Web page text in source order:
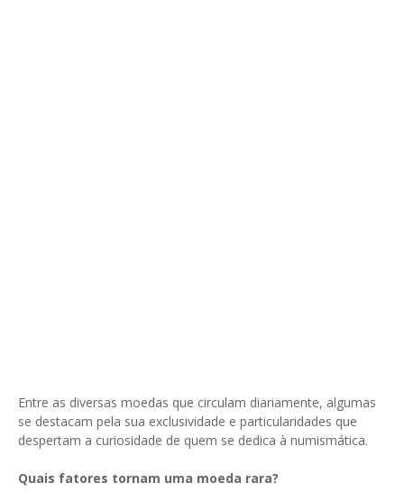
Entre as diversas moedas que circulam diariamente, algumas
se destacam pela sua exclusividade e particularidades que
despertam a curiosidade de quem se dedica à numismática.
Quais fatores tornam uma moeda rara?